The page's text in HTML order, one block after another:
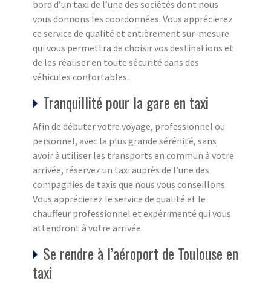
bord d’un taxi de l’une des sociétés dont nous
vous donnons les coordonnées. Vous apprécierez
ce service de qualité et entièrement sur-mesure
qui vous permettra de choisir vos destinations et
de les réaliser en toute sécurité dans des
véhicules confortables.
Tranquillité pour la gare en taxi
Afin de débuter votre voyage, professionnel ou
personnel, avec la plus grande sérénité, sans
avoir à utiliser les transports en commun à votre
arrivée, réservez un taxi auprès de l’une des
compagnies de taxis que nous vous conseillons.
Vous apprécierez le service de qualité et le
chauffeur professionnel et expérimenté qui vous
attendront à votre arrivée.
Se rendre à l’aéroport de Toulouse en
taxi